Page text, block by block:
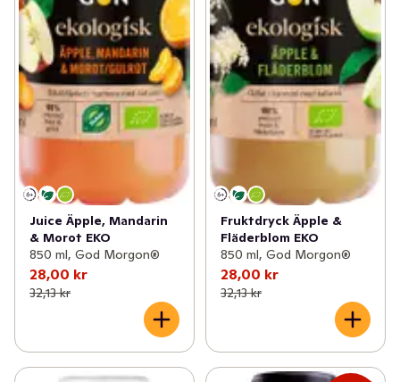
Juice Äpple, Mandarin
& Morot EKO
850 ml, God Morgon®
28,00 kr
32,13 kr
Fruktdryck Äpple &
Fläderblom EKO
850 ml, God Morgon®
28,00 kr
32,13 kr